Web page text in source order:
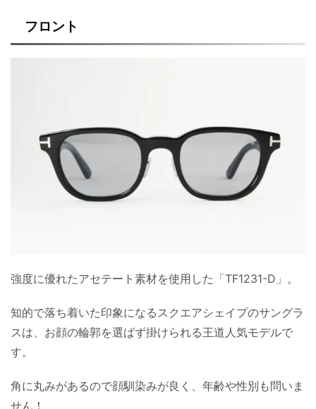
フロント
強度に優れたアセテート素材を使用した「TF1231-D」。
知的で落ち着いた印象になるスクエアシェイプのサングラ
スは、お顔の輪郭を選ばず掛けられる王道人気モデルで
す。
角に丸みがあるので顔馴染みが良く、年齢や性別も問いま
せん！